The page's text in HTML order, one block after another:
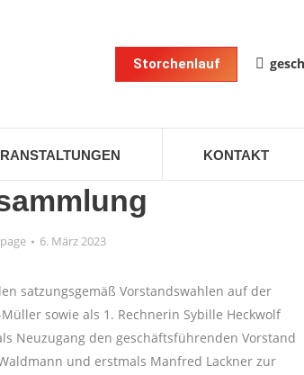
Storchenlauf
KONTAKT
6. März 2023
satzungsgemäß Vorstandswahlen auf der
sowie als 1. Rechnerin Sybille Heckwolf
Neuzugang den geschäftsführenden Vorstand
und erstmals Manfred Lackner zur